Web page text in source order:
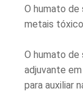
O humato de
metais
O humato de
adjuvante
para auxiliar